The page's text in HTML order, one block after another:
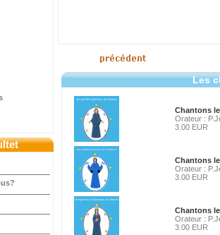
Les
Chantons
Orateur :
3.00 EUR
Chantons
Orateur :
3.00 EUR
Chantons
Orateur :
3.00 EUR